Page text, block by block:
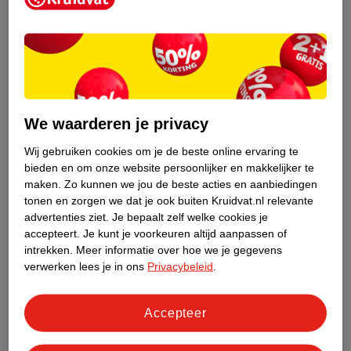
Orus Randonnee
Elektrische Fiets
Heren 13 Ah
Verkoop via partner
Adviesprijs* 699.
00
* aanbevolen verkoopprijs
Villette Le Balade 20
Inch Vouw-Ebike
grijs, 42
Verkoop via partner
499.
00
1
We waarderen je privacy
Wij gebruiken cookies om je de beste online ervaring te
bieden en om onze website persoonlijker en makkelijker te
maken. Zo kunnen we jou de beste acties en aanbiedingen
tonen en zorgen we dat je ook buiten Kruidvat.nl relevante
advertenties ziet. Je bepaalt zelf welke cookies je
accepteert. Je kunt je voorkeuren altijd aanpassen of
intrekken.
Meer informatie over hoe we je gegevens
verwerken lees je in ons Privacybeleid
Accepteer